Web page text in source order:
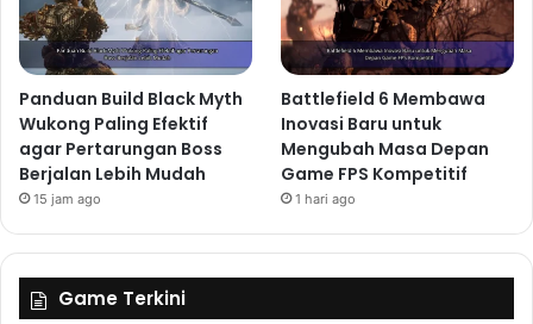
Panduan Build Black Myth
Wukong Paling Efektif
agar Pertarungan Boss
Berjalan Lebih Mudah
15 jam ago
Battlefield 6 Membawa
Inovasi Baru untuk
Mengubah Masa Depan
Game FPS Kompetitif
1 hari ago
Game Terkini